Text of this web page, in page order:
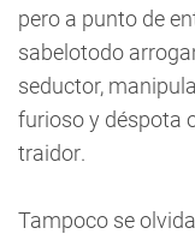
pero a punto de
sabelotodo
seductor,
furioso y déspota
traidor.
Tampoco se